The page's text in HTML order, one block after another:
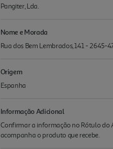
Pangiter, Lda.
Nome e Morada
Rua dos Bem Lembrados, 141 - 2645-
Origem
Espanha
Informação Adicional
Confirmar a informação no Rótulo do
acompanha o produto que recebe.